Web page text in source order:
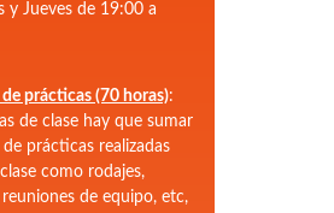
y Jueves de 19:00 a
prácticas (70 horas):
de clase hay que sumar
de prácticas realizadas
como rodajes,
de equipo, etc,